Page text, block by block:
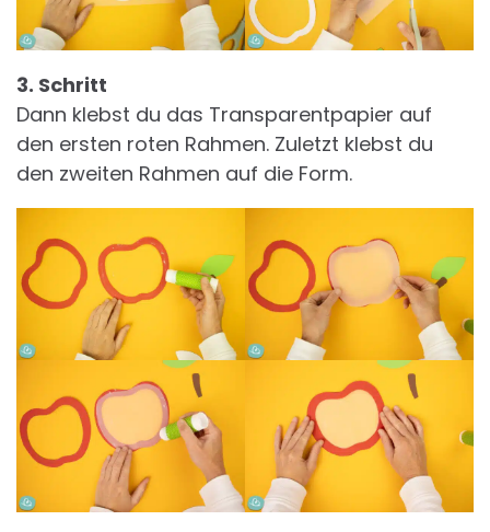
3. Schritt
Dann klebst du das Transparentpapier auf
den ersten roten Rahmen. Zuletzt klebst du
den zweiten Rahmen auf die Form.